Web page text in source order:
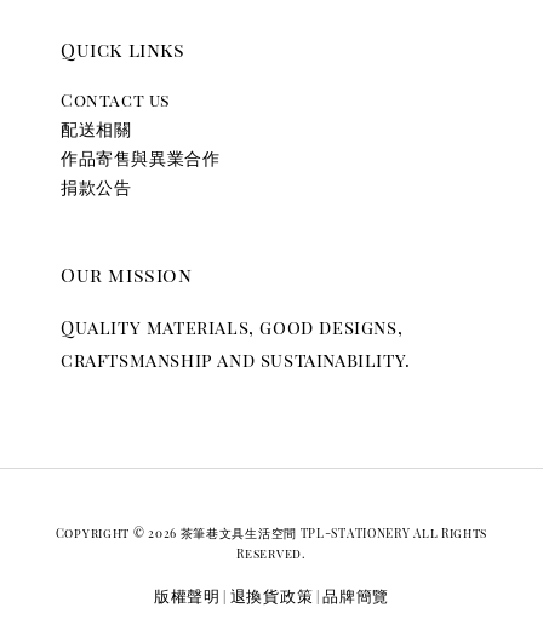
Quick links
Contact us
配送相關
作品寄售與異業合作
捐款公告
Our mission
Quality materials, good designs,
craftsmanship and sustainability.
Copyright © 2026 茶筆巷文具生活空間 TPL-STATIONERY All Rights
Reserved.
版權聲明 退換貨政策 |品牌簡覽